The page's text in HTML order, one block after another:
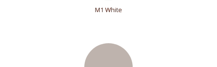
M1 White